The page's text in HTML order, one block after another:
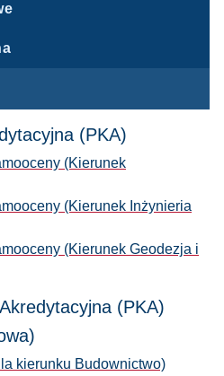
(PKA)
(Kierunek
(Kierunek Inżynieria
(Kierunek Geodezja i
(PKA)
kierunku Budownictwo)